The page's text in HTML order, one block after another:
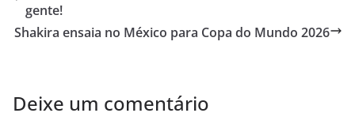
gente!
Shakira ensaia no México para Copa do Mundo 2026
Deixe um comentário